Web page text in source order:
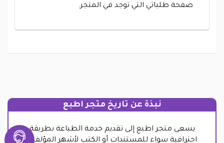
صفحة طلباتي التي توجد في المتجر.
نبذة عن تاريخ متجر اطبع
يسعى متجر اطبع إلى تقديم خدمة الطباعة بطريقة
احترافية سواء للمستندات أو الكتب لأشهر المؤلفين